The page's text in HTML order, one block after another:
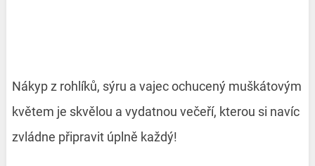
Nákyp z rohlíků, sýru a vajec ochucený muškátovým
květem je skvělou a vydatnou večeří, kterou si navíc
zvládne připravit úplně každý!